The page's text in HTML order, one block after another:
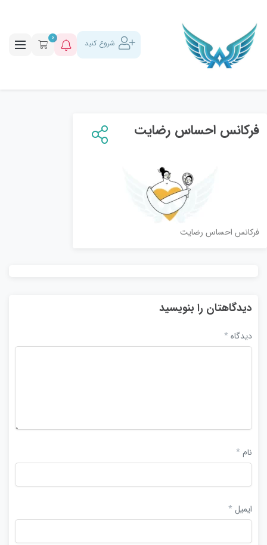
شروع کنید 0
فرکانس احساس رضایت
فرکانس احساس رضایت
دیدگاهتان را بنویسید
دیدگاه *
نام *
ایمیل *